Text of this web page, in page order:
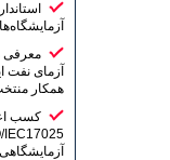
معرفی
آزمای نفت
همکار
کسب